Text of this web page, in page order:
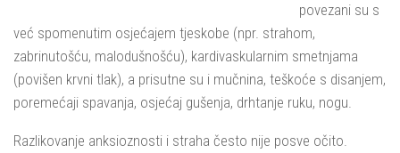
povezani su s
već spomenutim osjećajem tjeskobe (npr. strahom,
zabrinutošću, malodušnošću), kardivaskularnim smetnjama
(povišen krvni tlak), a prisutne su i mučnina, teškoće s disanjem,
poremećaji spavanja, osjećaj gušenja, drhtanje ruku, nogu.
Razlikovanje anksioznosti i straha često nije posve očito.